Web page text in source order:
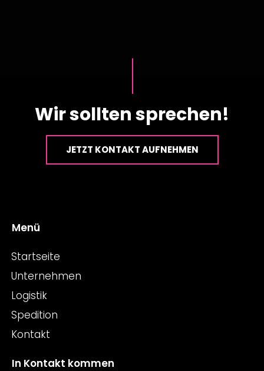
Wir sollten sprechen!
JETZT KONTAKT AUFNEHMEN
Menü
Startseite
Unternehmen
Logistik
Spedition
Kontakt
In Kontakt kommen